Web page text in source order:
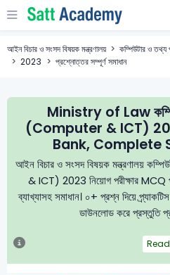
আইন বিচার ও সংসদ বিষয়ক মন্ত্রণালয়
কম্পিউটার ও
2023
প্রশ্নোত্তর সম্পূর্ণ সমাধান
Ministry of Law
(Computer & ICT)
Bank, Complete
আইন বিচার ও সংসদ বিষয়ক মন্ত্রণালয়
& ICT) 2023 নিয়োগ পরীক্ষার MCQ
ব্যাখ্যাসহ সমাধান। ০+ প্রশ্ন দিয়ে
ডাউনলোড করে প্রস্তুতি
Read